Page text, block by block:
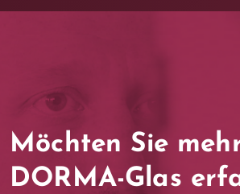
Möchten Sie
DORMA-Glas